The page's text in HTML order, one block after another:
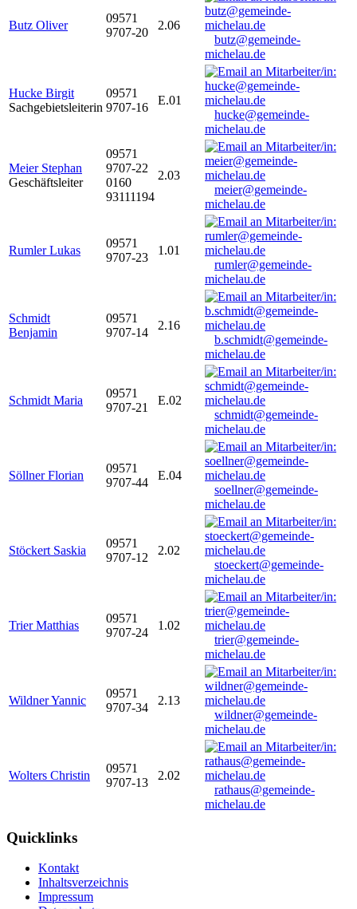
Butz Oliver
09571
9707-20
2.06
butz@gemeinde-
michelau.de
Hucke Birgit
Sachgebietsleiterin
09571
9707-16
E.01
hucke@gemeinde-
michelau.de
Meier Stephan
Geschäftsleiter
09571
9707-22
0160
93111194
2.03
meier@gemeinde-
michelau.de
Rumler Lukas
09571
9707-23
1.01
rumler@gemeinde-
michelau.de
Schmidt
Benjamin
09571
9707-14
2.16
b.schmidt@gemeinde-
michelau.de
Schmidt Maria
09571
9707-21
E.02
schmidt@gemeinde-
michelau.de
Söllner Florian
09571
9707-44
E.04
soellner@gemeinde-
michelau.de
Stöckert Saskia
09571
9707-12
2.02
stoeckert@gemeinde-
michelau.de
Trier Matthias
09571
9707-24
1.02
trier@gemeinde-
michelau.de
Wildner Yannic
09571
9707-34
2.13
wildner@gemeinde-
michelau.de
Wolters Christin
09571
9707-13
2.02
rathaus@gemeinde-
michelau.de
Quicklinks
Kontakt
Inhaltsverzeichnis
Impressum